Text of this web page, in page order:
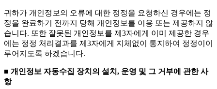
귀하가 개인정보의 오류에 대한 정정을 요청하신 경우에는 정
정을 완료하기 전까지 당해 개인정보를 이용 또는 제공하지 않
습니다. 또한 잘못된 개인정보를 제3자에게 이미 제공한 경우
에는 정정 처리결과를 제3자에게 지체없이 통지하여 정정이이
루어지도록 하겠습니다.
■ 개인정보 자동수집 장치의 설치, 운영 및 그 거부에 관한 사
항